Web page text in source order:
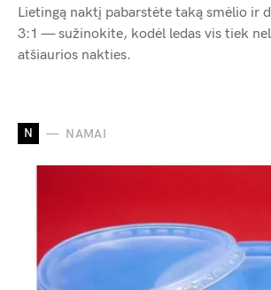
Lietingą naktį pabarstėte taką smėlio ir
3:1 — sužinokite, kodėl ledas vis tiek
atšiaurios nakties.
N NAMAI